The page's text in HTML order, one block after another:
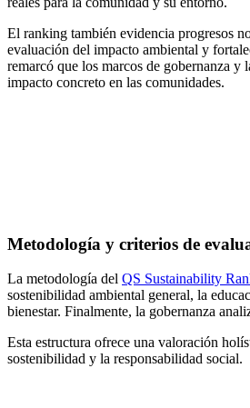
El ranking también evidencia progresos
evaluación del impacto ambiental y
remarcó que los marcos de gobernanza
impacto concreto en las comunidades.
Metodología y criterios de
La metodología del QS Sustainability
sostenibilidad ambiental general, la
bienestar. Finalmente, la gobernanza
Esta estructura ofrece una valoración
sostenibilidad y la responsabilidad social.